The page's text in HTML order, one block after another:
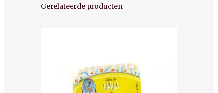
Gerelateerde producten